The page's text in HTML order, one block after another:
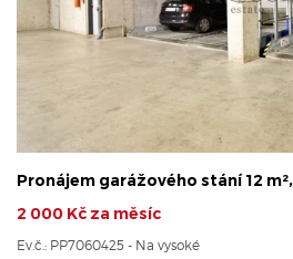
Pronájem garážového stání 12
2 000 Kč za měsíc
Ev.č.: PP7060425 - Na vysoké